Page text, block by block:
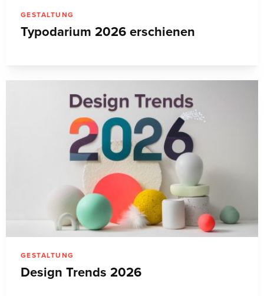
GESTALTUNG
Typodarium 2026 erschienen
GESTALTUNG
Design Trends 2026